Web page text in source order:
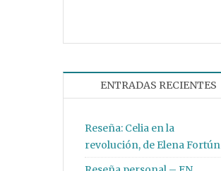
ENTRADAS RECIENTES
Reseña: Celia en la
revolución, de Elena Fortún